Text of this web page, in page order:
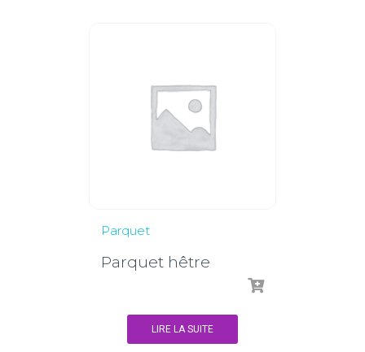
Parquet
Parquet hêtre
LIRE LA SUITE